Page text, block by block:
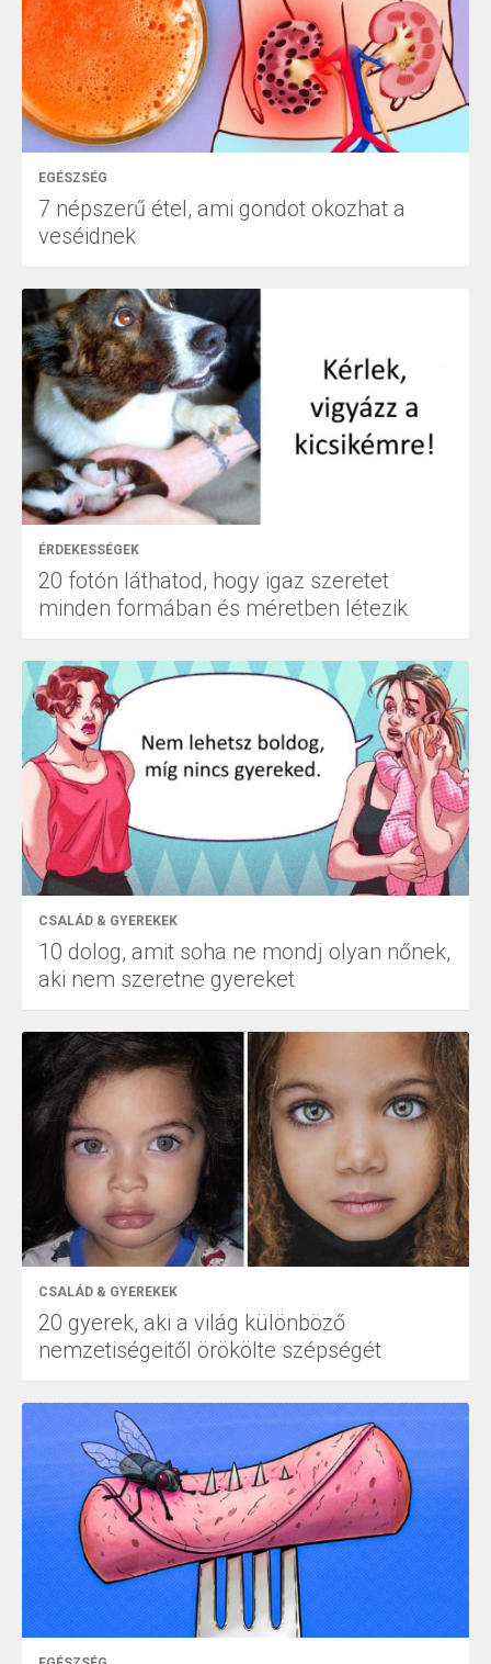
EGÉSZSÉG
7 népszerű étel, ami gondot okozhat a
veséidnek
ÉRDEKESSÉGEK
20 fotón láthatod, hogy igaz szeretet
minden formában és méretben létezik
CSALÁD & GYEREKEK
10 dolog, amit soha ne mondj olyan nőnek,
aki nem szeretne gyereket
CSALÁD & GYEREKEK
20 gyerek, aki a világ különböző
nemzetiségeitől örökölte szépségét